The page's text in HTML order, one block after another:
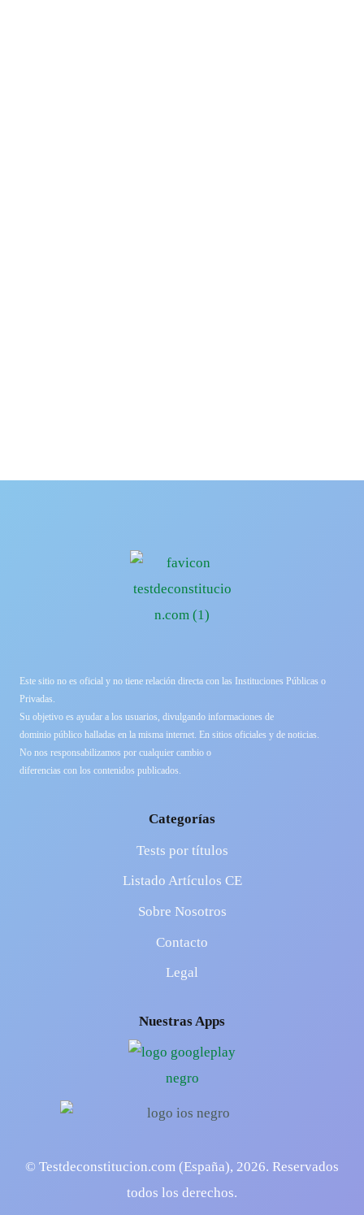
Este sitio no es oficial y no tiene relación directa con las Instituciones Públicas o
Privadas.
Su objetivo es ayudar a los usuarios, divulgando informaciones de
dominio público halladas en la misma internet. En sitios oficiales y de noticias.
No nos responsabilizamos por cualquier cambio o
diferencias con los contenidos publicados.
Categorías
Tests por títulos
Listado Artículos CE
Sobre Nosotros
Contacto
Legal
Nuestras Apps
© Testdeconstitucion.com (España), 2026. Reservados
todos los derechos.